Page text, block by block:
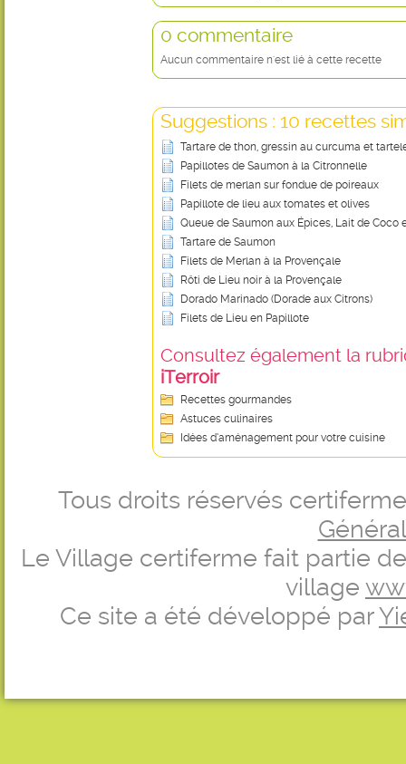
0 commentaire
Aucun commentaire n'est lié à cette recette
Suggestions : 10 recettes
Tartare de thon, gressin au curcuma et
Papillotes de Saumon à la Citronnelle
Filets de merlan sur fondue de poireaux
Papillote de lieu aux tomates et olives
Queue de Saumon aux Épices, Lait de Coco
Tartare de Saumon
Filets de Merlan à la Provençale
Rôti de Lieu noir à la Provençale
Dorado Marinado (Dorade aux Citrons)
Filets de Lieu en Papillote
Consultez également la
iTerroir
Recettes gourmandes
Astuces culinaires
Idées d’aménagement pour votre cuisine
Tous droits réservés
Le Village certiferme fait partie
village
Ce site a été développé par